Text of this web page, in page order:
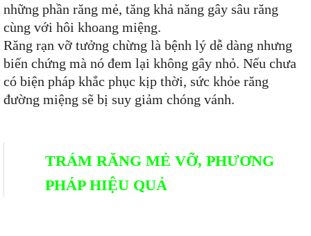
những phần răng mẻ, tăng khả năng gây sâu răng
cùng với hôi khoang miệng.
Răng rạn vỡ tưởng chừng là bệnh lý dễ dàng nhưng
biến chứng mà nó đem lại không gây nhỏ. Nếu chưa
có biện pháp khắc phục kịp thời, sức khỏe răng
đường miệng sẽ bị suy giảm chóng vánh.
TRÁM RĂNG MẺ VỠ, PHƯƠNG
PHÁP HIỆU QUẢ